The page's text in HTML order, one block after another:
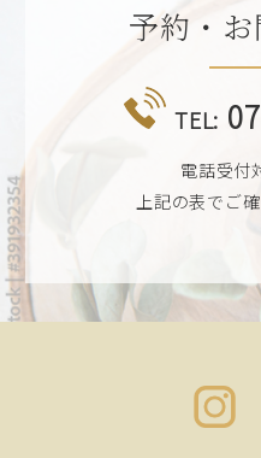
予約・
TEL:
電話受付
上記の表でご